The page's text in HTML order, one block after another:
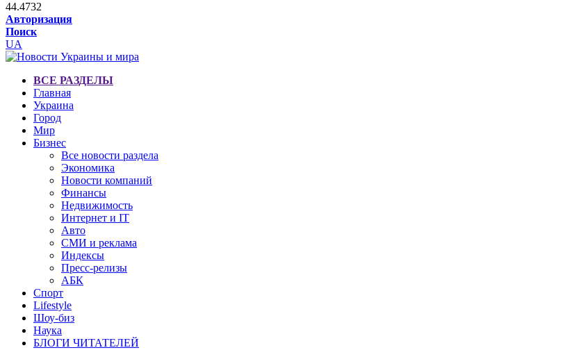
44.4732
Авторизация
Поиск
UA
ВСЕ РАЗДЕЛЫ
Главная
Украина
Город
Мир
Бизнес
Все новости раздела
Экономика
Новости компаний
Финансы
Недвижимость
Интернет и IT
Авто
СМИ и реклама
Индексы
Пресс-релизы
АБК
Спорт
Lifestyle
Шоу-биз
Наука
БЛОГИ ЧИТАТЕЛЕЙ